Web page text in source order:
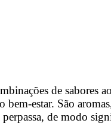
de sabores
estar. São
de modo